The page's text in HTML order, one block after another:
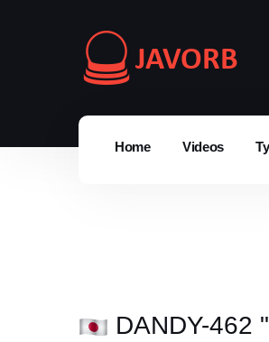
Home Videos
DANDY-462